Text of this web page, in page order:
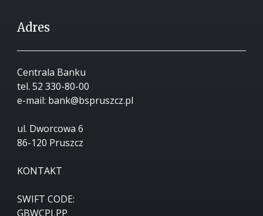
Adres
Centrala Banku
tel. 52 330-80-00
e-mail: bank@bspruszcz.pl
ul. Dworcowa 6
86-120 Pruszcz
KONTAKT
SWIFT CODE:
GBWCPLPP